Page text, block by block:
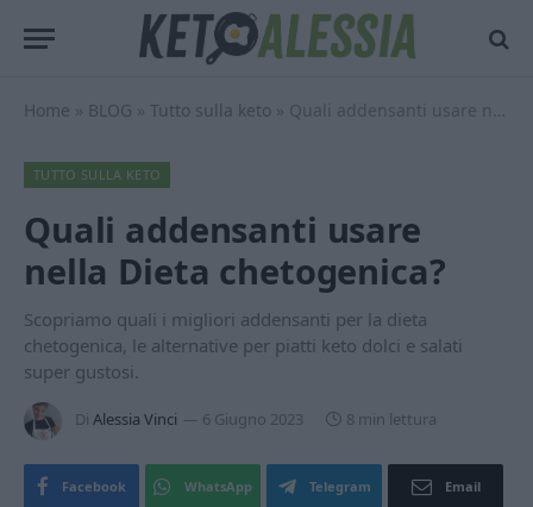
Home » BLOG » Tutto sulla keto » Quali addensanti usare nella Dieta chetogenica?
TUTTO SULLA KETO
Quali addensanti usare
nella Dieta chetogenica?
Scopriamo quali i migliori addensanti per la dieta
chetogenica, le alternative per piatti keto dolci e salati
super gustosi.
Di Alessia Vinci 6 Giugno 2023 8 min lettura
Facebook WhatsApp Telegram Email